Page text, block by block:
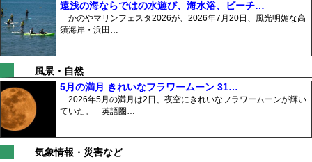
遠浅の海ならではの水遊び、海水浴、ビーチ…
かのやマリンフェスタ2026が、2026年7月20日、風光明媚な高
須海岸・浜田…
風景・自然
5月の満月 きれいなフラワームーン 31…
2026年5月の満月は2日、夜空にきれいなフラワームーンが輝い
ていた。 英語圏…
気象情報・災害など